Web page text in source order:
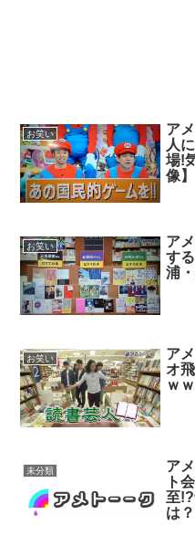
お笑い
ア
人
場!
像】
お笑い
ア
す
浦・
お笑い
ア
オ
ｗ
未分類
ア
ト
至
は？